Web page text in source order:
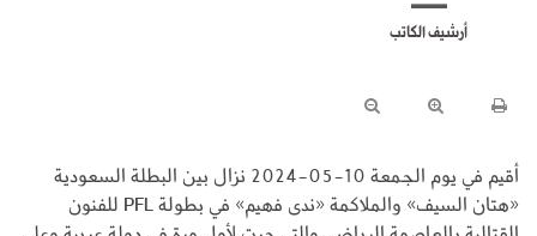
أرشيف الكاتب
أقيم في يوم الجمعة 10-05-2024 نزال بين البطلة السعودية
«هتان السيف» والملاكمة «ندى فهيم» في بطولة PFL للفنون